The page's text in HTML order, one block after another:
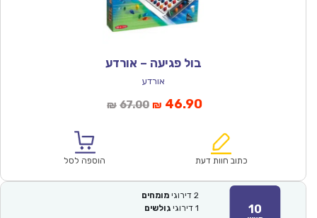
בול פגיעה – אורדע
אורדע
₪ 67.00המחיר
₪67.00.
₪ 46.90המחיר
הוא:
כתוב חוות דעת הוספה לסל
10
2 דירוגי מומחים
1 דירוגי גולשים